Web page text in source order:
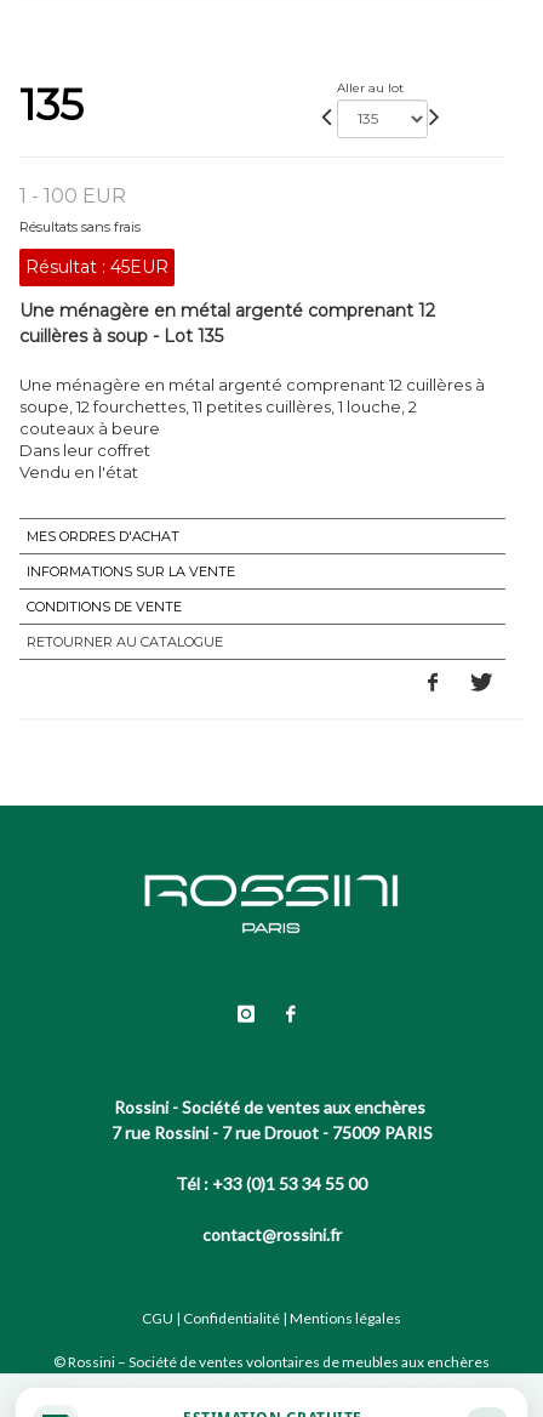
135 Aller au lot
1 - 100 EUR
Résultats sans frais
Résultat : 45EUR
Une ménagère en métal argenté comprenant 12
cuillères à soup - Lot 135
Une ménagère en métal argenté comprenant 12 cuillères à
soupe, 12 fourchettes, 11 petites cuillères, 1 louche, 2
couteaux à beure
Dans leur coffret
Vendu en l'état
MES ORDRES D'ACHAT
INFORMATIONS SUR LA VENTE
CONDITIONS DE VENTE
RETOURNER AU CATALOGUE
Rossini - Société de ventes aux enchères
7 rue Rossini - 7 rue Drouot - 75009 PARIS
Tél : +33 (0)1 53 34 55 00
contact@rossini.fr
CGU | Confidentialité | Mentions légales
© Rossini – Société de ventes volontaires de meubles aux enchères